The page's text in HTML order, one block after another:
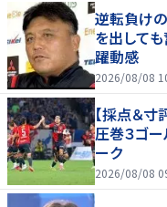
逆転負け
を出して
躍動感
2026/08/08
【採点＆
圧巻３ゴー
ーク
2026/08/08